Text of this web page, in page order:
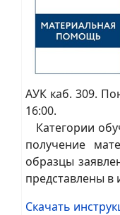
АУК каб. 309.
16:00.
Категории
получение
образцы
представлены в
Скачать